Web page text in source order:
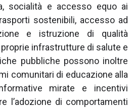
socialità e accesso equo ai
sostenibili, accesso ad
e istruzione di qualità
infrastrutture di salute e
pubbliche possono inoltre
comunitari di educazione alla
mirate e incentivi
l’adozione di comportamenti